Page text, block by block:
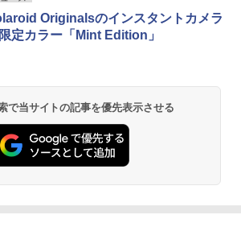
Originalsのインスタントカメラ
定カラー「Mint Edition」
で当サイトの記事を優先表示させる